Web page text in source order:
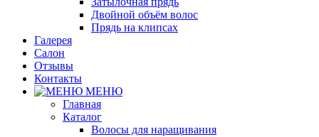
Двойной объём волос
Прядь на клипсах
Галерея
Салон
Отзывы
Контакты
МЕНЮ
Главная
Каталог
Волосы для наращивания